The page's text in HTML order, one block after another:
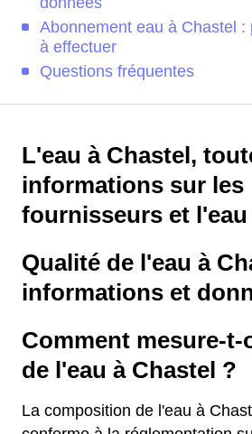
Abonnement eau à Chastel :
à effectuer
Questions fréquentes
L'eau à Chastel,
informations sur les
fournisseurs et
Qualité de l'eau à
informations et
Comment mesure-t-
de l'eau à Chastel ?
La composition de l'eau à